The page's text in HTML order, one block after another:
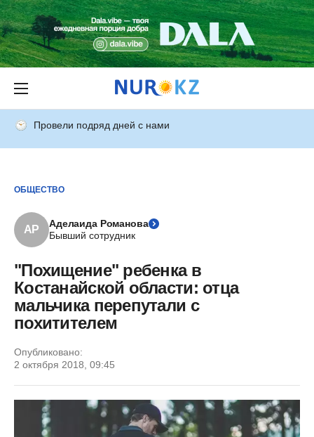
Провели подряд дней с нами
ОБЩЕСТВО
АР
Аделаида Романова
Бывший сотрудник
"Похищение" ребенка в
Костанайской области: отца
мальчика перепутали с
похитителем
Опубликовано:
2 октября 2018, 09:45